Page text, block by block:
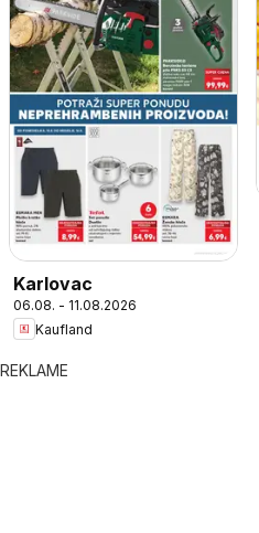
Karlovac
06.08. - 11.08.2026
Kaufland
REKLAME